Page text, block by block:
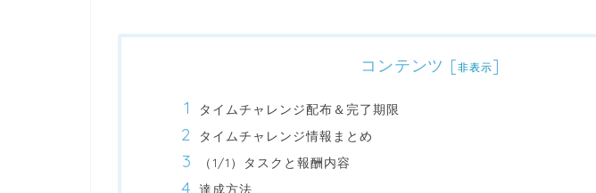
コンテンツ [非表示]
タイムチャレンジ配布＆完了期限
タイムチャレンジ情報まとめ
（1/1）タスクと報酬内容
達成方法